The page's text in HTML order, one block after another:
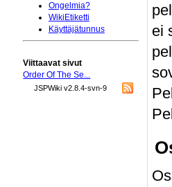
ei
Ongelmia?
WikiEtiketti
Käyttäjätunnus
Viittaavat sivut
Order Of The Se...
JSPWiki v2.8.4-svn-9